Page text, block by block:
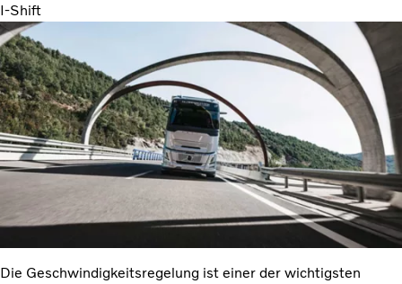
I-Shift
Die Geschwindigkeitsregelung ist einer der wichtigsten